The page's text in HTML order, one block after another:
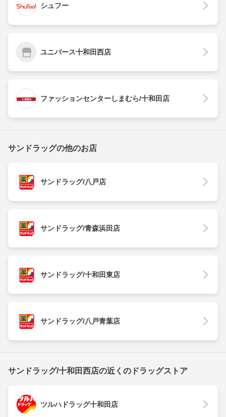
シュフー
ユニバース十和田西店
ファッションセンターしまむら/十和田店
サンドラッグの他のお店
サンドラッグ/八戸店
サンドラッグ/青森浜田店
サンドラッグ/十和田東店
サンドラッグ/八戸青葉店
サンドラッグ/十和田西店の近くのドラッグストア
ツルハドラッグ十和田店